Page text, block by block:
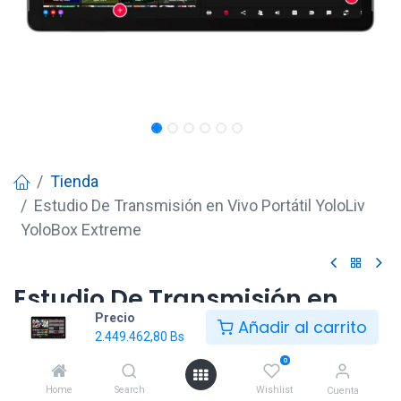
Precio
2.449.462,80 Bs Añadir al carrito
Home Search
0
Wishlist Cuenta
Tienda
Estudio De Transmisión en Vivo Portátil YoloLiv
YoloBox Extreme
Estudio De Transmisión en
Vivo Portátil YoloLiv YoloBox
Extreme